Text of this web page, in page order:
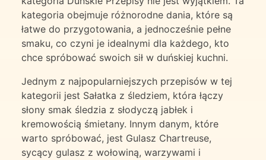
kategoria obejmuje różnorodne dania, które są
łatwe do przygotowania, a jednocześnie pełne
smaku, co czyni je idealnymi dla każdego, kto
chce spróbować swoich sił w duńskiej kuchni.
Jednym z najpopularniejszych przepisów w tej
kategorii jest Sałatka z śledziem, która łączy
słony smak śledzia z słodyczą jabłek i
kremowością śmietany. Innym danym, które
warto spróbować, jest Gulasz Chartreuse,
sycący gulasz z wołowiną, warzywami i